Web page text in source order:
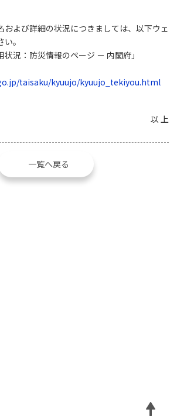
および詳細の状況につきましては、以下ウェ
。
状況：防災情報のページ － 内閣府」
taisaku/kyuujo/kyuujo_tekiyou.html
以 上
一覧へ戻る